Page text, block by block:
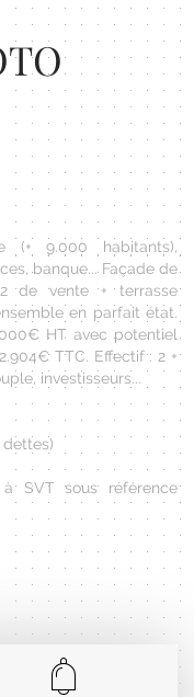
(+ 9.000 habitants),
banque... Façade de
de vente + terrasse
en parfait état.
HT avec potentiel
TTC. Effectif : 2 +
investisseurs...
SVT sous référence